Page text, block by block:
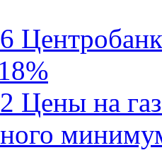
Цены на